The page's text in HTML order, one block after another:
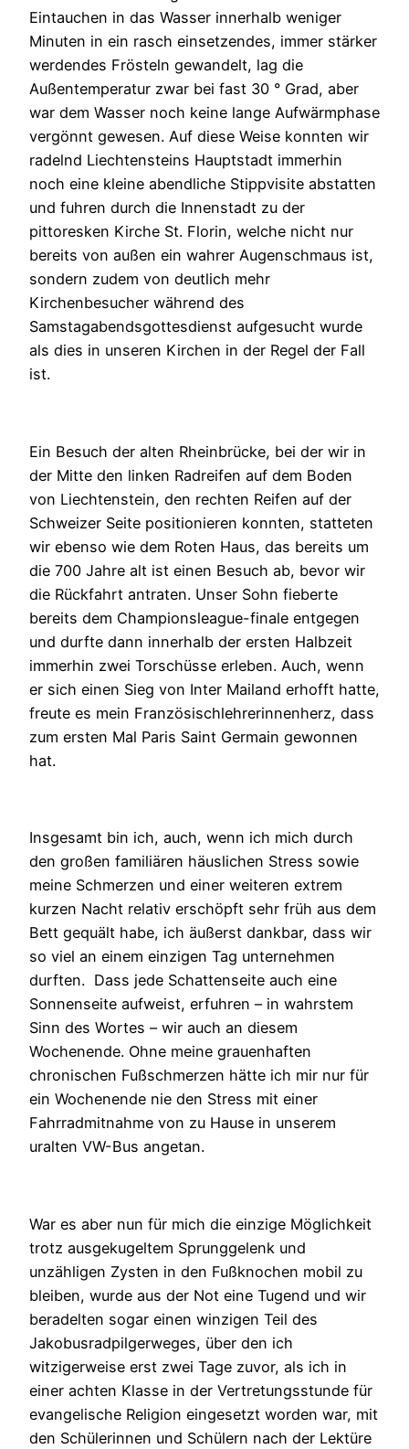
Eintauchen in das Wasser innerhalb weniger
Minuten in ein rasch einsetzendes, immer stärker
werdendes Frösteln gewandelt, lag die
Außentemperatur zwar bei fast 30 ° Grad, aber
war dem Wasser noch keine lange Aufwärmphase
vergönnt gewesen. Auf diese Weise konnten wir
radelnd Liechtensteins Hauptstadt immerhin
noch eine kleine abendliche Stippvisite abstatten
und fuhren durch die Innenstadt zu der
pittoresken Kirche St. Florin, welche nicht nur
bereits von außen ein wahrer Augenschmaus ist,
sondern zudem von deutlich mehr
Kirchenbesucher während des
Samstagabendsgottesdienst aufgesucht wurde
als dies in unseren Kirchen in der Regel der Fall
ist.
Ein Besuch der alten Rheinbrücke, bei der wir in
der Mitte den linken Radreifen auf dem Boden
von Liechtenstein, den rechten Reifen auf der
Schweizer Seite positionieren konnten, statteten
wir ebenso wie dem Roten Haus, das bereits um
die 700 Jahre alt ist einen Besuch ab, bevor wir
die Rückfahrt antraten. Unser Sohn fieberte
bereits dem Championsleague-finale entgegen
und durfte dann innerhalb der ersten Halbzeit
immerhin zwei Torschüsse erleben. Auch, wenn
er sich einen Sieg von Inter Mailand erhofft hatte,
freute es mein Französischlehrerinnenherz, dass
zum ersten Mal Paris Saint Germain gewonnen
hat.
Insgesamt bin ich, auch, wenn ich mich durch
den großen familiären häuslichen Stress sowie
meine Schmerzen und einer weiteren extrem
kurzen Nacht relativ erschöpft sehr früh aus dem
Bett gequält habe, ich äußerst dankbar, dass wir
so viel an einem einzigen Tag unternehmen
durften. Dass jede Schattenseite auch eine
Sonnenseite aufweist, erfuhren – in wahrstem
Sinn des Wortes – wir auch an diesem
Wochenende. Ohne meine grauenhaften
chronischen Fußschmerzen hätte ich mir nur für
ein Wochenende nie den Stress mit einer
Fahrradmitnahme von zu Hause in unserem
uralten VW-Bus angetan.
War es aber nun für mich die einzige Möglichkeit
trotz ausgekugeltem Sprunggelenk und
unzähligen Zysten in den Fußknochen mobil zu
bleiben, wurde aus der Not eine Tugend und wir
beradelten sogar einen winzigen Teil des
Jakobusradpilgerweges, über den ich
witzigerweise erst zwei Tage zuvor, als ich in
einer achten Klasse in der Vertretungsstunde für
evangelische Religion eingesetzt worden war, mit
den Schülerinnen und Schülern nach der Lektüre